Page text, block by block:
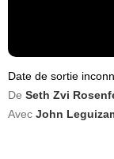
Date de sortie
De Seth Zvi
Avec John